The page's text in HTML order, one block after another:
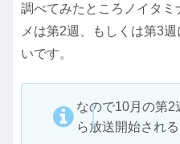
調べてみたところノイタ
メは第2週、もしくは第3
いです。
なので10月の第2
ら放送開始され